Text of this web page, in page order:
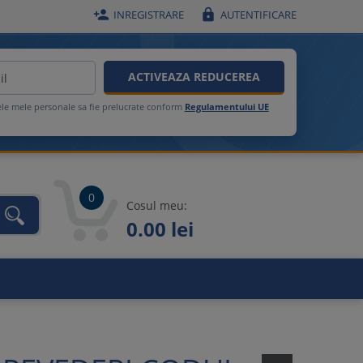
 INREGISTRARE  AUTENTIFICARE
ACTIVEAZA REDUCEREA
mele personale sa fie prelucrate conform Regulamentului UE
0
Cosul meu:
0.00 lei